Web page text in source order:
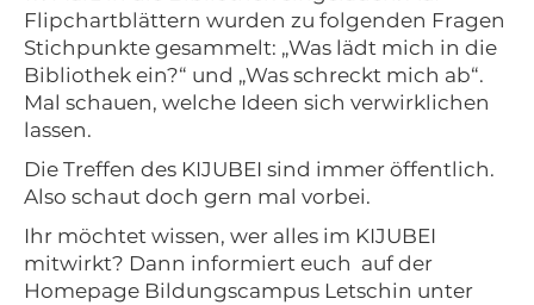
Flipchartblättern wurden zu folgenden Fragen
Stichpunkte gesammelt: „Was lädt mich in die
Bibliothek ein?“ und „Was schreckt mich ab“.
Mal schauen, welche Ideen sich verwirklichen
lassen.
Die Treffen des KIJUBEI sind immer öffentlich.
Also schaut doch gern mal vorbei.
Ihr möchtet wissen, wer alles im KIJUBEI
mitwirkt? Dann informiert euch auf der
Homepage Bildungscampus Letschin unter